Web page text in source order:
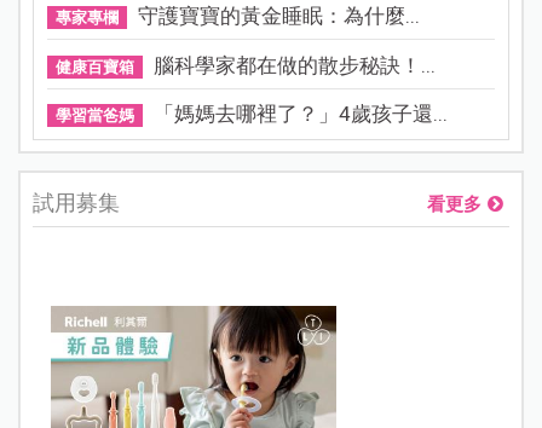
專家專欄 守護寶寶的黃金睡眠：為什麼...
健康百寶箱 腦科學家都在做的散步秘訣！...
學習當爸媽 「媽媽去哪裡了？」4歲孩子還...
試用募集 看更多